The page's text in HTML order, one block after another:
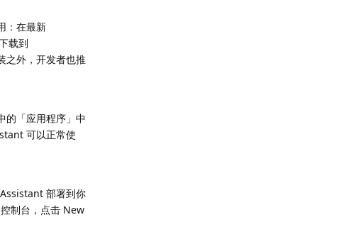
：在最新
载到
外，开发者也推
的「应用程序」中
可以正常使
部署到你
控制台，点击 New